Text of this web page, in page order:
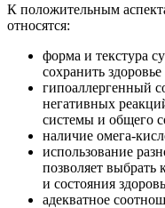
К положительным
относятся:
форма и текстура
сохранить
гипоаллергенный
негативных
системы и общего
наличие омега-
использование
позволяет
и состояния
адекватное